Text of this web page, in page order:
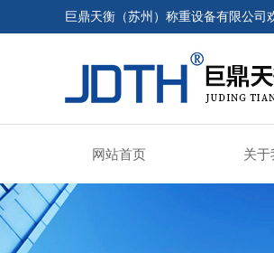
巨鼎天衡（苏州）称重设备有限公司
网站首页 关于